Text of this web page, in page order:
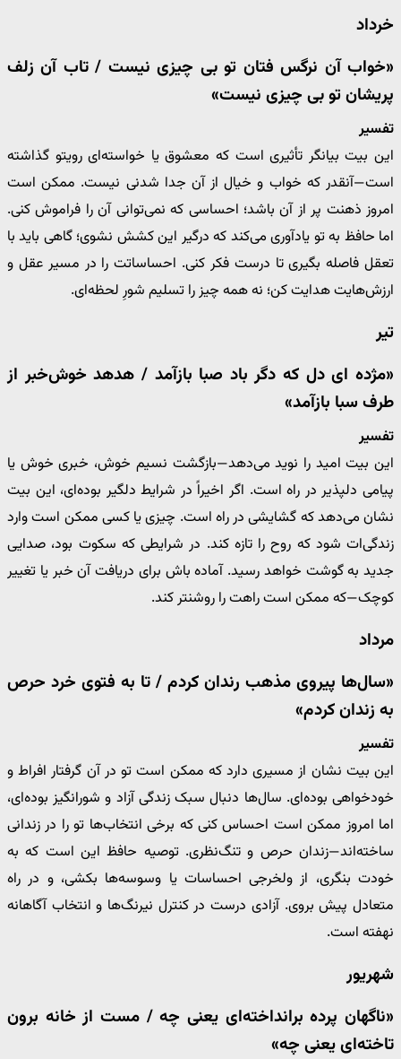
خرداد
«خواب آن نرگس فتان تو بی چیزی نیست / تاب آن زلف
پریشان تو بی چیزی نیست»
تفسیر
این بیت بیانگر تأثیری است که معشوق یا خواسته‌ای رویتو گذاشته
است—آنقدر که خواب و خیال از آن جدا شدنی نیست. ممکن است
امروز ذهنت پر از آن باشد؛ احساسی که نمی‌توانی آن را فراموش کنی.
اما حافظ به تو یادآوری می‌کند که درگیر این کشش نشوی؛ گاهی باید با
تعقل فاصله بگیری تا درست فکر کنی. احساساتت را در مسیر عقل و
ارزش‌هایت هدایت کن؛ نه همه چیز را تسلیم شورِ لحظه‌ای.
تیر
«مژده ای دل که دگر باد صبا بازآمد / هدهد خوش‌خبر از
طرف سبا بازآمد»
تفسیر
این بیت امید را نوید می‌دهد—بازگشت نسیم خوش، خبری خوش یا
پیامی دلپذیر در راه است. اگر اخیراً در شرایط دلگیر بوده‌ای، این بیت
نشان می‌دهد که گشایشی در راه است. چیزی یا کسی ممکن است وارد
زندگی‌ات شود که روح را تازه کند. در شرایطی که سکوت بود، صدایی
جدید به گوشت خواهد رسید. آماده باش برای دریافت آن خبر یا تغییر
کوچک—که ممکن است راهت را روشنتر کند.
مرداد
«سال‌ها پیروی مذهب رندان کردم / تا به فتوی خرد حرص
به زندان کردم»
تفسیر
این بیت نشان از مسیری دارد که ممکن است تو در آن گرفتار افراط و
خودخواهی بوده‌ای. سال‌ها دنبال سبک زندگی آزاد و شورانگیز بوده‌ای،
اما امروز ممکن است احساس کنی که برخی انتخاب‌ها تو را در زندانی
ساخته‌اند—زندان حرص و تنگ‌نظری. توصیه حافظ این است که به
خودت بنگری، از ولخرجی احساسات یا وسوسه‌ها بکشی، و در راه
متعادل پیش بروی. آزادی درست در کنترل نیرنگ‌ها و انتخاب آگاهانه
نهفته است.
شهریور
«ناگهان پرده برانداخته‌ای یعنی چه / مست از خانه برون
تاخته‌ای یعنی چه»